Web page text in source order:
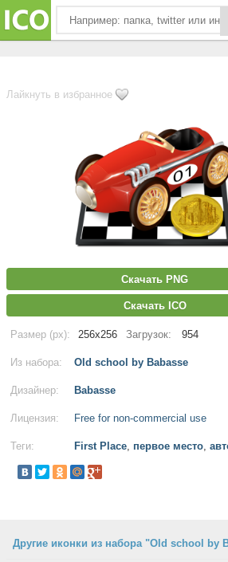
Лайкнуть в избранное
Скачать PNG
Скачать ICO
Размер (px): 256x256 Загрузок: 954
Из набора: Old school by Babasse
Дизайнер: Babasse
Лицензия: Free for non-commercial use
Теги: First Place, первое место,
Другие иконки из набора "Old school by